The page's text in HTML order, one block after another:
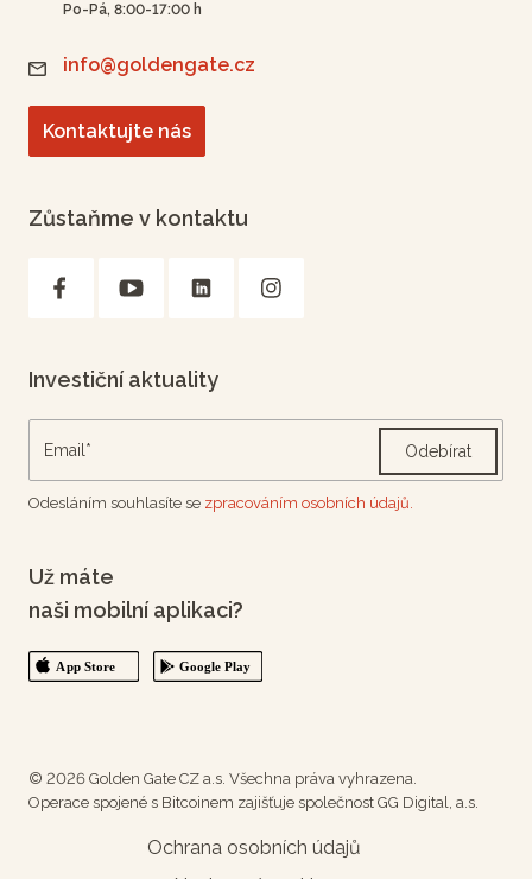
Po-Pá, 8:00-17:00 h
info@goldengate.cz
Kontaktujte nás
Zůstaňme v kontaktu
Investiční aktuality
Odebírat
Odesláním souhlasíte se zpracováním osobních údajů.
Už máte
naši mobilní aplikaci?
© 2026 Golden Gate CZ a.s. Všechna práva vyhrazena.
Operace spojené s Bitcoinem zajišťuje společnost GG Digital, a.s.
Ochrana osobních údajů